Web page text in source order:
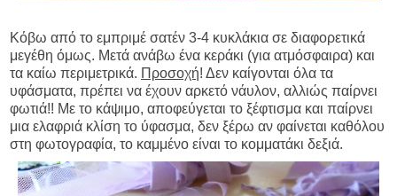
Κόβω από το εμπριμέ σατέν 3-4 κυκλάκια σε διαφορετικά
μεγέθη όμως. Μετά ανάβω ένα κεράκι (για ατμόσφαιρα) και
τα καίω περιμετρικά. Προσοχή! Δεν καίγονται όλα τα
υφάσματα, πρέπει να έχουν αρκετό νάυλον, αλλιώς παίρνει
φωτιά!! Με το κάψιμο, αποφεύγεται το ξέφτισμα και παίρνει
μια ελαφριά κλίση το ύφασμα, δεν ξέρω αν φαίνεται καθόλου
στη φωτογραφία, το καμμένο είναι το κομματάκι δεξιά.